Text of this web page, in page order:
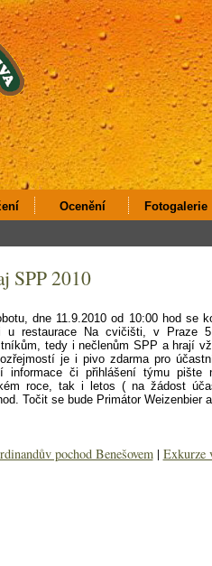
Ocenění Fotogalerie
SPP 2010
dne 11.9.2010 od 10:00 hod se
u restaurace Na cvičišti, v Praze
tedy i nečlenům SPP a hrají
je i pivo zdarma pro
informace či přihlášení týmu
roce, tak i letos ( na žádost
Točit se bude Primátor Weizenbier
pochod Benešovem| Exkurze